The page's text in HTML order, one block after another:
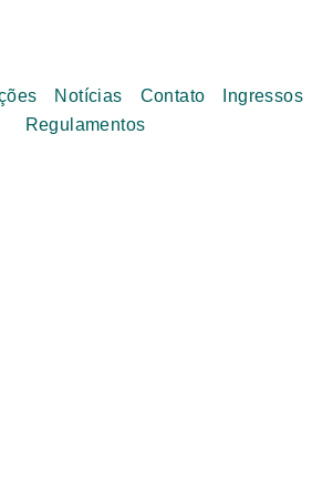
Notícias Contato
Ingressos
Regulamentos